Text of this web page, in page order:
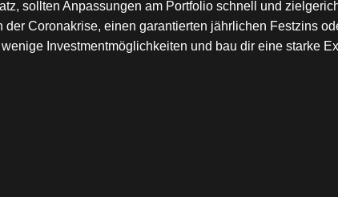
sollten Anpassungen am Portfolio schnell und
Coronakrise, einen garantierten jährlichen Festzins
Investmentmöglichkeiten und bau dir eine starke